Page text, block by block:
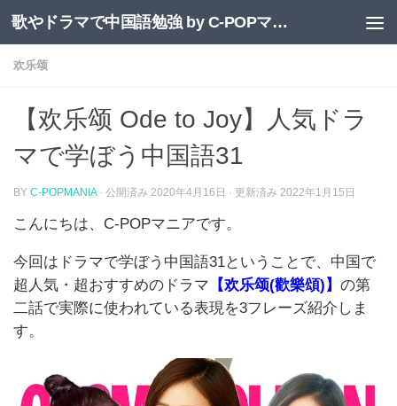
コンテンツへスキップ 歌やドラマで中国語勉強 by C-POPマニア
欢乐颂
【欢乐颂 Ode to Joy】人気ドラ
マで学ぼう中国語31
BY C-POPMANIA · 公開済み 2020年4月16日 · 更新済み 2022年1月15日
こんにちは、 C-POPマニアです。
今回はドラマで学ぼう中国語31ということで、中国で
超人気・超おすすめのドラマ 【欢乐颂(歡樂頌) 】 の第
二話で実際に使われている表現を3フレーズ紹介しま
す。